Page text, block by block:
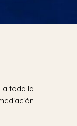
a toda la